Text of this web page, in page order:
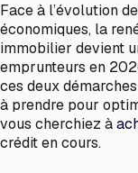
Face à l’évolution
économiques, la
immobilier devient
emprunteurs en
ces deux
à prendre pour
vous cherchiez à
crédit en cours.